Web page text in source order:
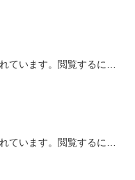
ています。閲覧するに…
ています。閲覧するに…